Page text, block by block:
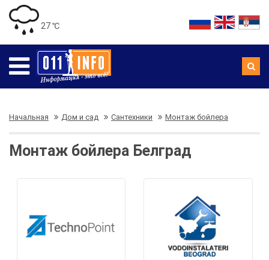
27 ℃
Начальная Дом и сад Сантехники Монтаж бойлера
Монтаж бойлера Белград